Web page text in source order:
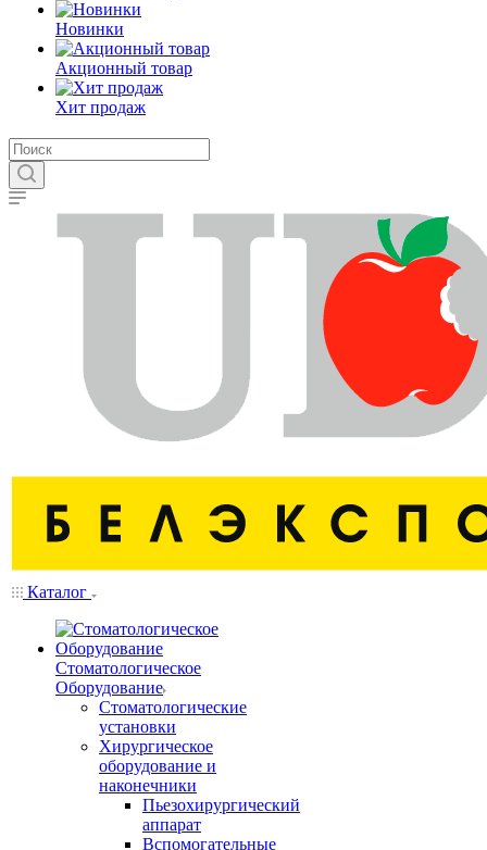
Новинки
Акционный товар
Хит продаж
Каталог
Стоматологическое
Оборудование
Стоматологические
установки
Хирургическое
оборудование и
наконечники
Пьезохирургический
аппарат
Вспомогательные